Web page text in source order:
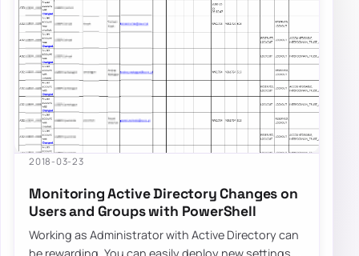
2018-03-23
Monitoring Active Directory Changes on
Users and Groups with PowerShell
Working as Administrator with Active Directory can